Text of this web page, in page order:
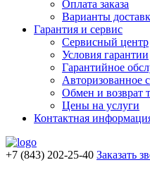
Оплата заказа
Варианты
Гарантия и сервис
Сервисный центр
Условия гарантии
Гарантийное
Авторизованное
Обмен и возврат
Цены на услуги
Контактная
+7 (843) 202-25-40 Заказать